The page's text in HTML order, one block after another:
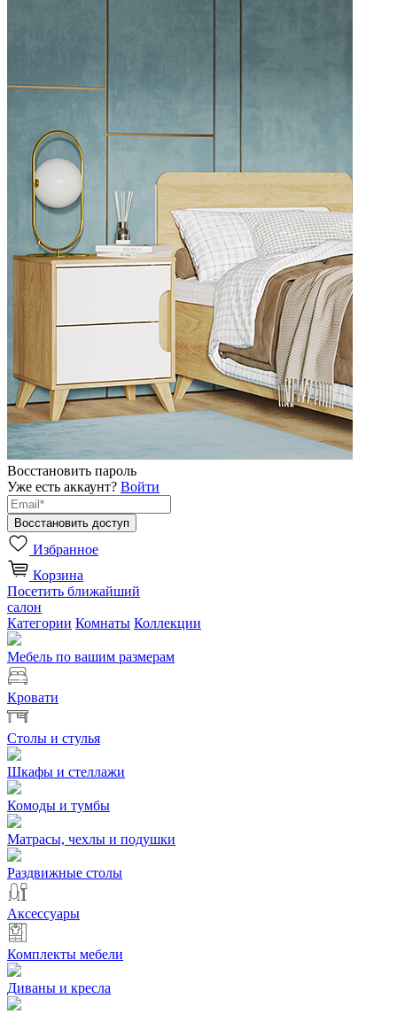
Восстановить пароль
Уже есть аккаунт? Войти
Избранное
Корзина
Посетить ближайший
салон
Категории Комнаты Коллекции
Мебель по вашим размерам
Кровати
Столы и стулья
Шкафы и стеллажи
Комоды и тумбы
Матрасы, чехлы и подушки
Раздвижные столы
Аксессуары
Комплекты мебели
Диваны и кресла